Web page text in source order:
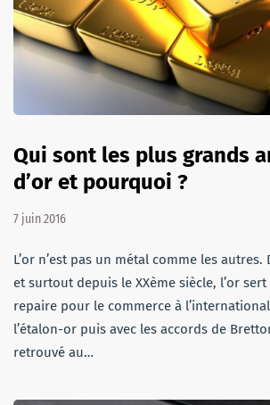
Qui sont les plus grands
d’or et pourquoi ?
7 juin 2016
L’or n’est pas un métal comme les autres.
et surtout depuis le XXème siècle, l’or
repaire pour le commerce à
l’étalon-or puis avec les accords de
retrouvé au…